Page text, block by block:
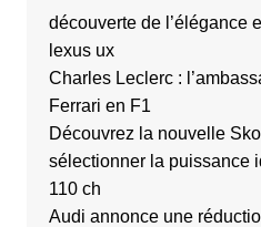
découverte de l’élégance
lexus ux
Charles Leclerc :
Ferrari en F1
Découvrez la nouvelle
sélectionner la puissance
110 ch
Audi annonce une